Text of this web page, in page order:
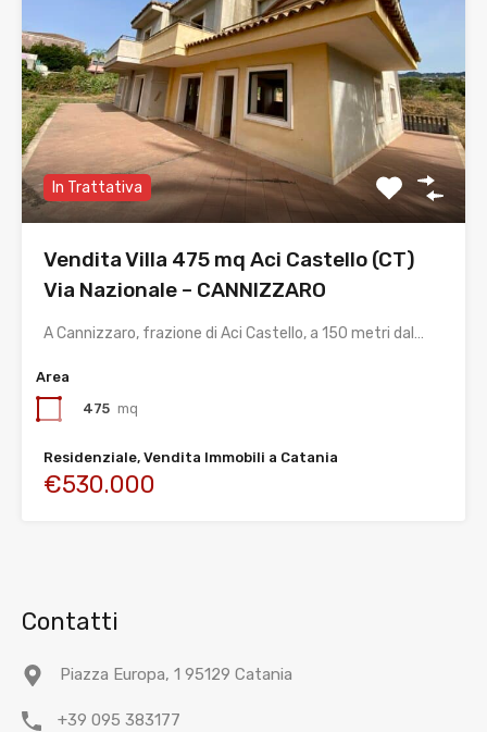
In Trattativa
Vendita Villa 475 mq Aci Castello (CT)
Via Nazionale – CANNIZZARO
A Cannizzaro, frazione di Aci Castello, a 150 metri dal…
Area
475 mq
Residenziale, Vendita Immobili a Catania
€530.000
Contatti
Piazza Europa, 1 95129 Catania
+39 095 383177